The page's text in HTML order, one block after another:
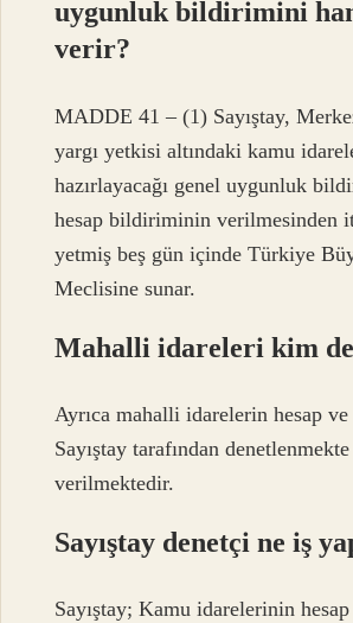
uygunluk bildirimini
verir?
MADDE 41 – (1) Sayıştay,
yargı yetkisi altındaki kamu
hazırlayacağı genel uygunluk
hesap bildiriminin verilmesinden
yetmiş beş gün içinde Türkiye
Meclisine sunar.
Mahalli idareleri kim
Ayrıca mahalli idarelerin hesap
Sayıştay tarafından
verilmektedir.
Sayıştay denetçi ne iş
Sayıştay; Kamu idarelerinin